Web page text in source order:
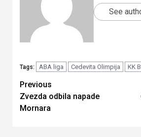
See
Tags: ABA liga Cedevita Olimpija KK
Continue
Reading
Previous
Zvezda odbila napade
Mornara